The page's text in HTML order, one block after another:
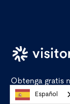
Obtenga gratis
aprenda cómo
Español